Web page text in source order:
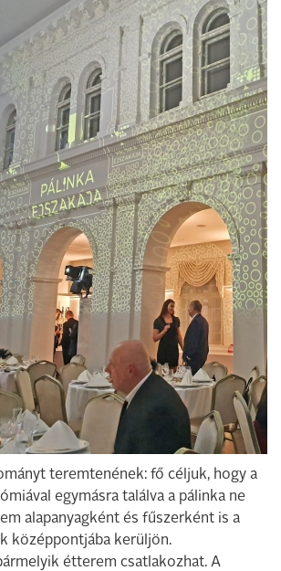
teremtenének: fő céljuk, hogy a
egymásra találva a pálinka ne
alapanyagként és fűszerként is a
középpontjába kerüljön.
étterem csatlakozhat. A